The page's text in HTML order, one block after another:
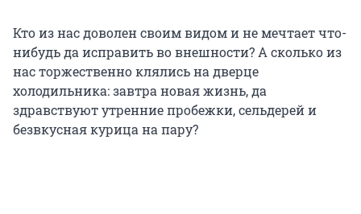
Кто из нас доволен своим видом и не мечтает что-
нибудь да исправить во внешности? А сколько из
нас торжественно клялись на дверце
холодильника: завтра новая жизнь, да
здравствуют утренние пробежки, сельдерей и
безвкусная курица на пару?